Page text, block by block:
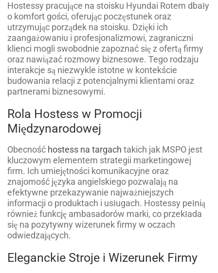
Hostessy pracujące na stoisku Hyundai Rotem dbały
o komfort gości, oferując poczęstunek oraz
utrzymując porządek na stoisku. Dzięki ich
zaangażowaniu i profesjonalizmowi, zagraniczni
klienci mogli swobodnie zapoznać się z ofertą firmy
oraz nawiązać rozmowy biznesowe. Tego rodzaju
interakcje są niezwykle istotne w kontekście
budowania relacji z potencjalnymi klientami oraz
partnerami biznesowymi.
Rola Hostess w Promocji
Międzynarodowej
Obecność hostess na targach takich jak MSPO jest
kluczowym elementem strategii marketingowej
firm. Ich umiejętności komunikacyjne oraz
znajomość języka angielskiego pozwalają na
efektywne przekazywanie najważniejszych
informacji o produktach i usługach. Hostessy pełnią
również funkcję ambasadorów marki, co przekłada
się na pozytywny wizerunek firmy w oczach
odwiedzających.
Eleganckie Stroje i Wizerunek Firmy